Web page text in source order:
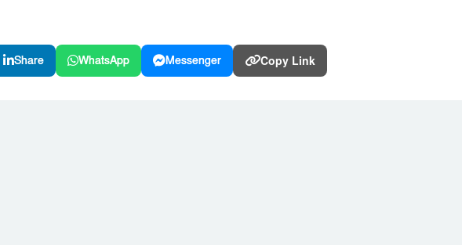
Share WhatsApp Messenger Copy Link